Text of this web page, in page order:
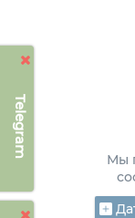
Telegram
Мы